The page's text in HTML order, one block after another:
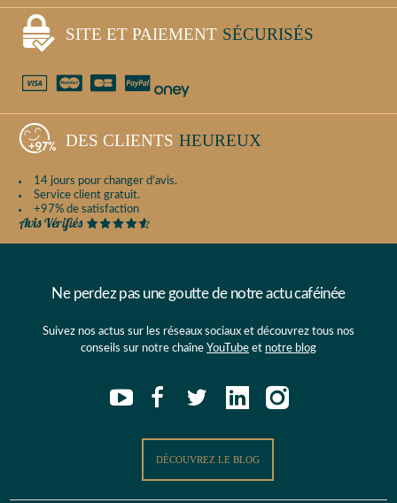
SITE ET PAIEMENT SÉCURISÉS
DES CLIENTS HEUREUX
14 jours pour changer d'avis.
Service client gratuit.
+97% de satisfaction
Ne perdez pas une goutte de notre actu caféinée
Suivez nos actus sur les réseaux sociaux et découvrez tous nos
conseils sur notre chaîne YouTube et notre blog
DÉCOUVREZ LE BLOG